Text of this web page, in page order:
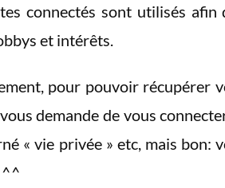
connectés sont utilisés afin
et intérêts.
pour pouvoir récupérer
vous demande de vous
« vie privée » etc, mais bon:
^^